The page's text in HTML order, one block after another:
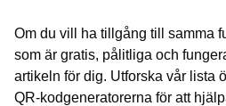
Om du vill ha tillgång till samma
som är gratis, pålitliga och
artikeln för dig. Utforska vår lista
QR-kodgeneratorerna för att